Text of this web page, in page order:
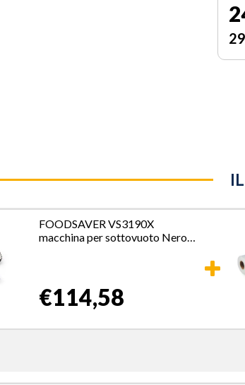
29
FOODSAVER VS3190X
macchina per sottovuoto Nero,
€114,58